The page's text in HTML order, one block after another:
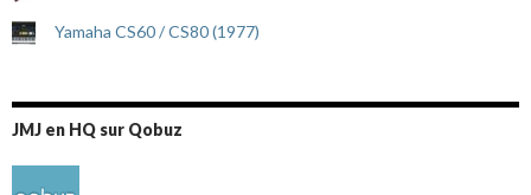
Yamaha CS60 / CS80 (1977)
JMJ en HQ sur Qobuz